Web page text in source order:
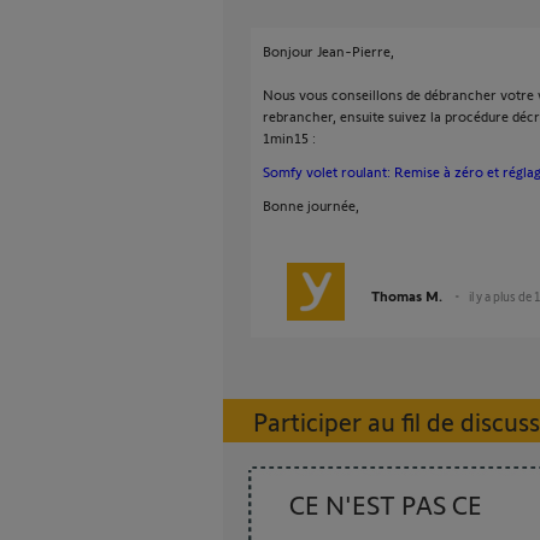
Bonjour Jean-Pierre,
Nous vous conseillons de débrancher
rebrancher, ensuite suivez la procédure
1min15 :
Somfy volet roulant: Remise à zéro et
Bonne journée,
Thomas M. il y a plus de
Participer au fil de
CE N'EST PAS CE